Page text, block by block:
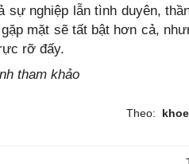
sự nghiệp lẫn tình duyên,
mặt sẽ tất bật hơn cả,
rỡ đấy.
tham khảo
Theo: